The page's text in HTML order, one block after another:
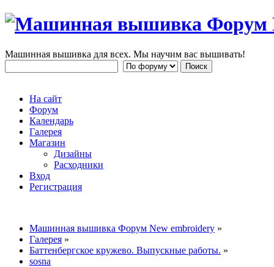
Машинная вышивка для всех. Мы научим вас вышивать!
На сайт
Форум
Календарь
Галерея
Магазин
Дизайны
Расходники
Вход
Регистрация
Машинная вышивка Форум New embroidery »
Галерея »
Баттенбергс­кое кружево. Выпускные работы. »
sosna